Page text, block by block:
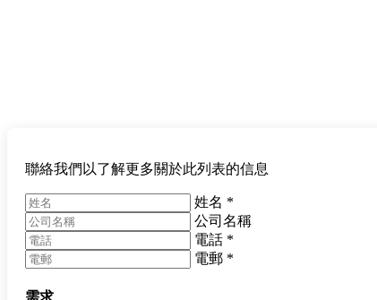
聯絡我們以了解更多關於此列表的信息
姓名 *
公司名稱
電話 *
電郵 *
需求